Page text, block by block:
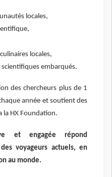
locales,
locales,
embarqués.
des chercheurs plus de 1
année et soutient des
HX Foundation.
et engagée répond
voyageurs actuels, en
au monde.